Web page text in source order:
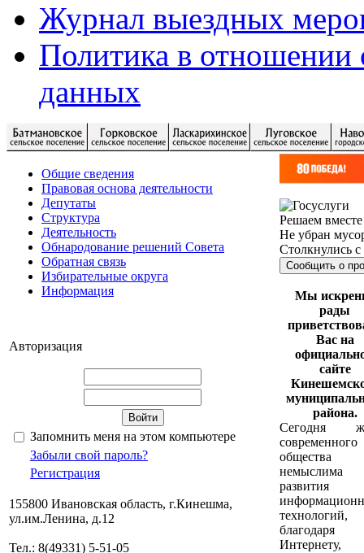
Журнал выездных
Политика в отношении
данных
Общие сведения
Правовая основа деятельности
Депутаты
Структура
Деятельность
Обнародование решений Совета
Обратная связь
Избирательные округа
Информация
Авторизация
Запомнить меня на этом компьютере
Забыли свой пароль?
Регистрация
155800 Ивановская область, г.Кинешма,
ул.им.Ленина, д.12
Тел.: 8(49331) 5-51-05
Решаем вместе
Не убран
Столкнулись
Сообщить о
Мы
рады
Вас на
сайте
района.
Сегодня
современного
общества
немыслима
развития
благодаря
Интернету,